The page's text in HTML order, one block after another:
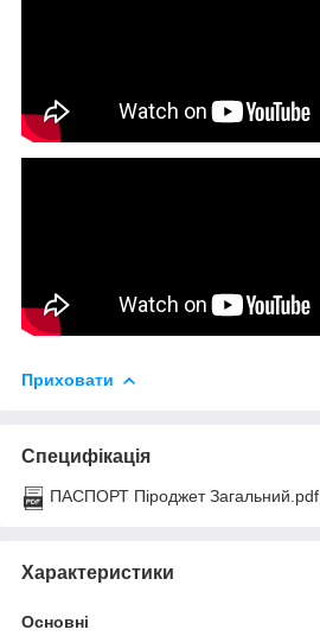
Приховати
Специфікація
ПАСПОРТ Піроджет Загальний.pdf
Характеристики
Основні